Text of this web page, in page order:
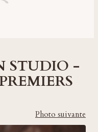
STUDIO -
Photo suivante